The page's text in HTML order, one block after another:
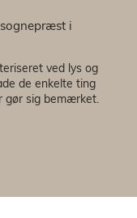
i
ved lys og
de enkelte ting
gør sig bemærket.